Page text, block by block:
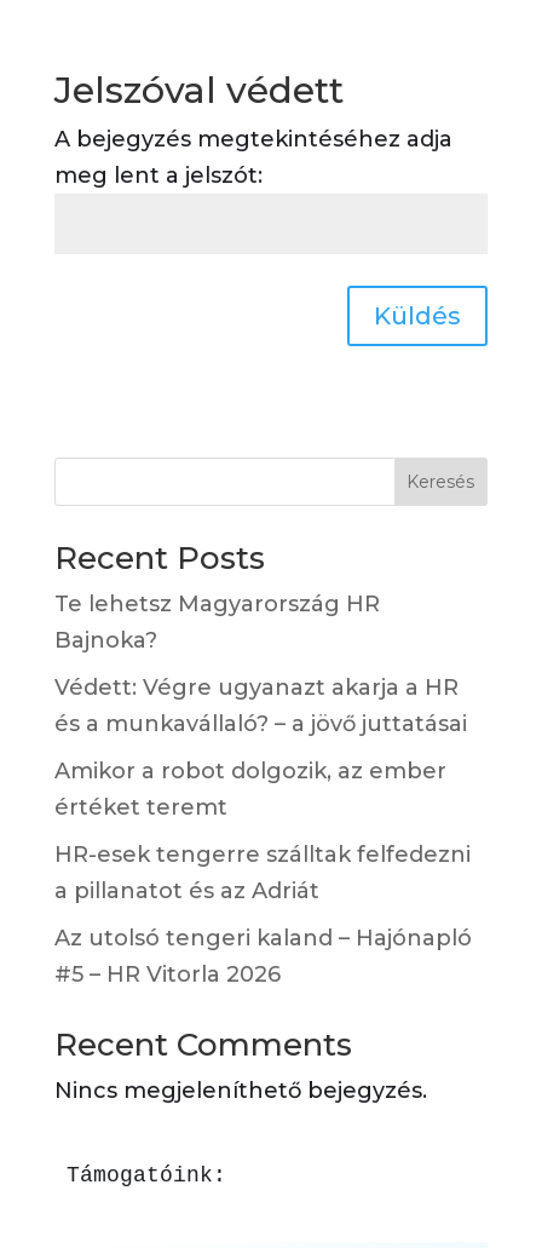
Jelszóval védett
A bejegyzés megtekintéséhez adja
meg lent a jelszót:
Küldés
Keresés
Recent Posts
Te lehetsz Magyarország HR
Bajnoka?
Védett: Végre ugyanazt akarja a HR
és a munkavállaló? – a jövő juttatásai
Amikor a robot dolgozik, az ember
értéket teremt
HR-esek tengerre szálltak felfedezni
a pillanatot és az Adriát
Az utolsó tengeri kaland – Hajónapló
#5 – HR Vitorla 2026
Recent Comments
Nincs megjeleníthető bejegyzés.
Támogatóink: